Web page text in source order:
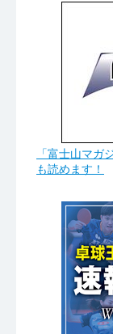
「富士山マガ
も読めます！